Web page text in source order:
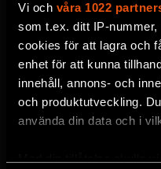
Vi och våra 1022
som t.ex. ditt IP-
cookies för att lagra och
enhet för att kunna
innehåll, annons- och
och produktutveckling.
använda din data och i
MISSA ALDRIG EN NYHET